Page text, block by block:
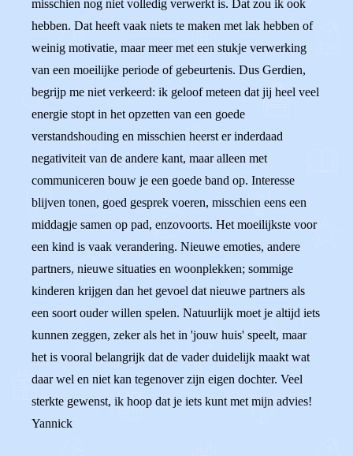
misschien nog niet volledig verwerkt is. Dat zou ik ook
hebben. Dat heeft vaak niets te maken met lak hebben of
weinig motivatie, maar meer met een stukje verwerking
van een moeilijke periode of gebeurtenis. Dus Gerdien,
begrijp me niet verkeerd: ik geloof meteen dat jij heel veel
energie stopt in het opzetten van een goede
verstandshouding en misschien heerst er inderdaad
negativiteit van de andere kant, maar alleen met
communiceren bouw je een goede band op. Interesse
blijven tonen, goed gesprek voeren, misschien eens een
middagje samen op pad, enzovoorts. Het moeilijkste voor
een kind is vaak verandering. Nieuwe emoties, andere
partners, nieuwe situaties en woonplekken; sommige
kinderen krijgen dan het gevoel dat nieuwe partners als
een soort ouder willen spelen. Natuurlijk moet je altijd iets
kunnen zeggen, zeker als het in 'jouw huis' speelt, maar
het is vooral belangrijk dat de vader duidelijk maakt wat
daar wel en niet kan tegenover zijn eigen dochter. Veel
sterkte gewenst, ik hoop dat je iets kunt met mijn advies!
Yannick